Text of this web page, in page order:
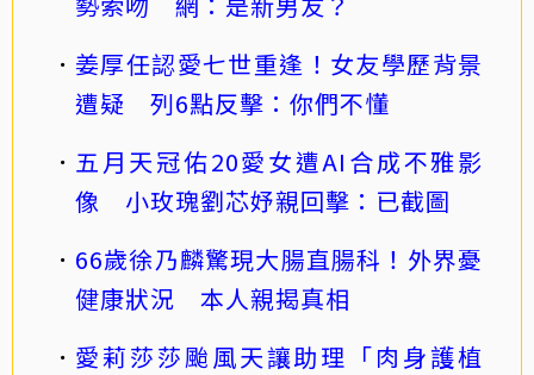
姜厚任認愛七世重逢！女友學歷背景
遭疑 列6點反擊：你們不懂
五月天冠佑20愛女遭AI合成不雅影
像 小玫瑰劉芯妤親回擊：已截圖
66歲徐乃麟驚現大腸直腸科！外界憂
健康狀況 本人親揭真相
愛莉莎莎颱風天讓助理「肉身護植